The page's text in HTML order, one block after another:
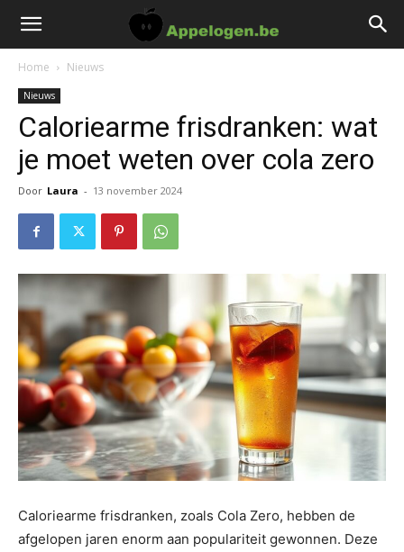
Home Nieuws
Nieuws
Caloriearme frisdranken: wat
je moet weten over cola zero
Door Laura - 13 november 2024
Caloriearme frisdranken, zoals Cola Zero, hebben de
afgelopen jaren enorm aan populariteit gewonnen. Deze